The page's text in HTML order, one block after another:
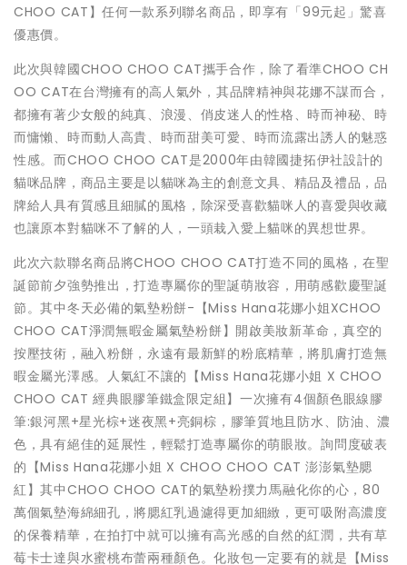
CHOO CAT】任何一款系列聯名商品，即享有「99元起」驚喜
優惠價。
此次與韓國CHOO CHOO CAT攜手合作，除了看準CHOO CH
OO CAT在台灣擁有的高人氣外，其品牌精神與花娜不謀而合，
都擁有著少女般的純真、浪漫、俏皮迷人的性格、時而神秘、時
而慵懶、時而動人高貴、時而甜美可愛、時而流露出誘人的魅惑
性感。而CHOO CHOO CAT是2000年由韓國捷拓伊社設計的
貓咪品牌，商品主要是以貓咪為主的創意文具、精品及禮品，品
牌給人具有質感且細膩的風格，除深受喜歡貓咪人的喜愛與收藏
也讓原本對貓咪不了解的人，一頭栽入愛上貓咪的異想世界。
此次六款聯名商品將CHOO CHOO CAT打造不同的風格，在聖
誕節前夕強勢推出，打造專屬你的聖誕萌妝容，用萌感歡慶聖誕
節。其中冬天必備的氣墊粉餅-【Miss Hana花娜小姐XCHOO
CHOO CAT淨潤無暇金屬氣墊粉餅】開啟美妝新革命，真空的
按壓技術，融入粉餅，永遠有最新鮮的粉底精華，將肌膚打造無
暇金屬光澤感。人氣紅不讓的【Miss Hana花娜小姐 X CHOO
CHOO CAT 經典眼膠筆鐵盒限定組】一次擁有4個顏色眼線膠
筆:銀河黑+星光棕+迷夜黑+亮銅棕，膠筆質地且防水、防油、濃
色，具有絕佳的延展性，輕鬆打造專屬你的萌眼妝。詢問度破表
的【Miss Hana花娜小姐 X CHOO CHOO CAT 澎澎氣墊腮
紅】其中CHOO CHOO CAT的氣墊粉撲力馬融化你的心，80
萬個氣墊海綿細孔，將腮紅乳過濾得更加細緻，更可吸附高濃度
的保養精華，在拍打中就可以擁有高光感的自然的紅潤，共有草
莓卡士達與水蜜桃布蕾兩種顏色。化妝包一定要有的就是【Miss